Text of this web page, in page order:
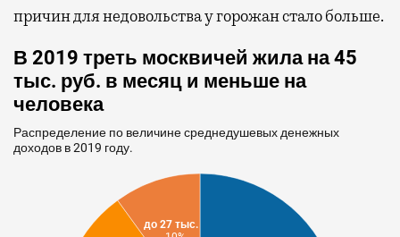
причин для недовольства у горожан стало больше.